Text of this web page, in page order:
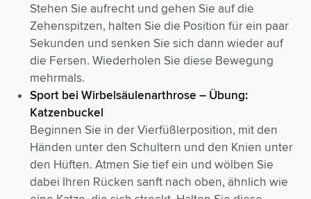
Stehen Sie aufrecht und gehen Sie auf die
Zehenspitzen, halten Sie die Position für ein paar
Sekunden und senken Sie sich dann wieder auf
die Fersen. Wiederholen Sie diese Bewegung
mehrmals.
Sport beiWirbelsäulenarthrose – Übung:
Katzenbuckel
Beginnen Sie in der Vierfüßlerposition, mit den
Händen unter den Schultern und den Knien unter
den Hüften. Atmen Sie tief ein und wölben Sie
dabei Ihren Rücken sanft nach oben, ähnlich wie